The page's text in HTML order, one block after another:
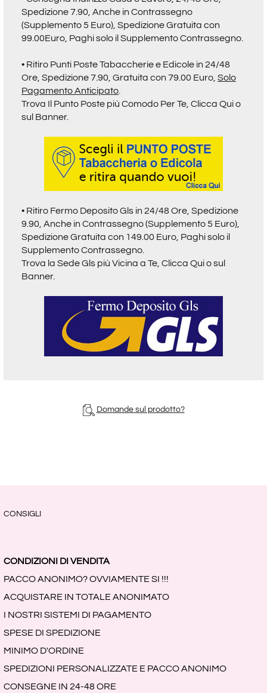
Spedizione 7.90, Anche in Contrassegno
(Supplemento 5 Euro), Spedizione Gratuita con
99.00Euro, Paghi solo il Supplemento Contrassegno.
• Ritiro Punti Poste Tabaccherie e Edicole in 24/48
Ore, Spedizione 7.90, Gratuita con 79.00 Euro, Solo
Pagamento Anticipato
Trova Il Punto Poste più Comodo Per Te, Clicca Qui o
sul Banner.
• Ritiro Fermo Deposito Gls in 24/48 Ore, Spedizione
9.90, Anche in Contrassegno (Supplemento 5 Euro),
Spedizione Gratuita con 149.00 Euro, Paghi solo il
Supplemento Contrassegno.
Trova la Sede Gls più Vicina a Te, Clicca Qui o sul
Banner.
Domande sul prodotto?
CONSIGLI
CONDIZIONI DI VENDITA
PACCO ANONIMO? OVVIAMENTE SI !!!
ACQUISTARE IN TOTALE ANONIMATO
I NOSTRI SISTEMI DI PAGAMENTO
SPESE DI SPEDIZIONE
MINIMO D'ORDINE
SPEDIZIONI PERSONALIZZATE E PACCO ANONIMO
CONSEGNE IN 24-48 ORE